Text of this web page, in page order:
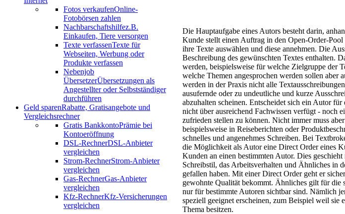
Fotos verkaufenOnline-
Fotobörsen zahlen
Nachbarschaftshilfez.B.
Einkaufen, Tiere versorgen
Texte verfassenTexte für
Webseiten, Werbung oder
Produkte verfassen
Nebenjob
ÜbersetzerÜbersetzungen als
Angestellter oder Selbstständiger
durchführen
Geld sparenRabatte, Gratisangebote und
Vergleichsrechner
Gratis BankkontoPrämie bei
Kontoeröffnung
DSL-RechnerDSL-Anbieter
vergleichen
Strom-RechnerStrom-Anbieter
vergleichen
Gas-RechnerGas-Anbieter
vergleichen
Kfz-RechnerKfz-Versicherungen
vergleichen
Die Hauptaufgabe eines Autors besteht darin,
Kunde stellt einen Auftrag in den Open-Order-
ihre Texte auswählen und diese annehmen. Die
Beschreibung des gewünschten Textes enthalten.
werden, beispielsweise für welche Zielgruppe der
welche Themen angesprochen werden sollen
werden in der Praxis nicht alle
ausufernde oder zu undeutliche und kurze
abzuhalten scheinen. Entscheidet sich ein Autor
nicht über ausreichend Fachwissen verfügt - noch
zufrieden stellen zu können. Nicht immer muss
beispielsweise in Reiseberichten oder
schnelles und angenehmes Schreiben. Bei
die Möglichkeit als Autor eine Direct Order eines
Kunden an einen bestimmten Autor. Dies
Schreibstil, das Arbeitsverhalten und Ähnliches in
gefallen haben. Mit einer Direct Order geht er
gewohnte Qualität bekommt. Ähnliches gilt für die
nur für bestimmte Autoren sichtbar sind. Nämlich
speziell geeignet erscheinen, zum Beispiel weil sie
Thema besitzen.